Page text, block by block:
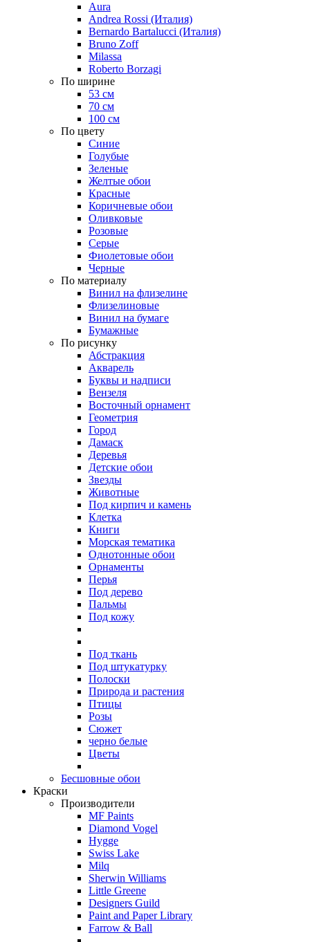
Aura
Andrea Rossi (Италия)
Bernardo Bartalucci (Италия)
Bruno Zoff
Milassa
Roberto Borzagi
По ширине
53 см
70 см
100 см
По цвету
Синие
Голубые
Зеленые
Желтые обои
Красные
Коричневые обои
Оливковые
Розовые
Серые
Фиолетовые обои
Черные
По материалу
Винил на флизелине
Флизелиновые
Винил на бумаге
Бумажные
По рисунку
Абстракция
Акварель
Буквы и надписи
Вензеля
Восточный орнамент
Геометрия
Город
Дамаск
Деревья
Детские обои
Звезды
Животные
Под кирпич и камень
Клетка
Книги
Морская тематика
Однотонные обои
Орнаменты
Перья
Под дерево
Пальмы
Под кожу
Под ткань
Под штукатурку
Полоски
Природа и растения
Птицы
Розы
Сюжет
черно белые
Цветы
Бесшовные обои
Краски
Производители
MF Paints
Diamond Vogel
Hygge
Swiss Lake
Milq
Sherwin Williams
Little Greene
Designers Guild
Paint and Paper Library
Farrow & Ball